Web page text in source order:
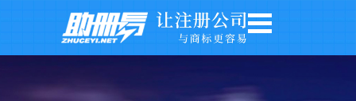
网站首页